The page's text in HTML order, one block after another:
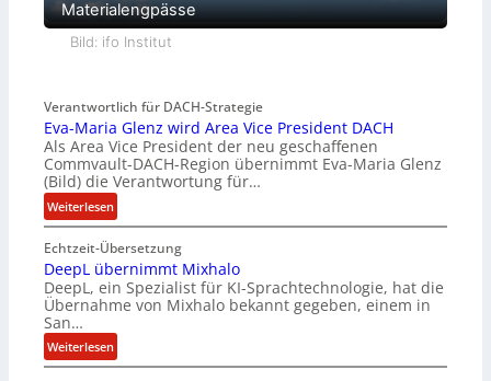
Materialengpässe
Bild: ifo Institut
Verantwortlich für DACH-Strategie
Eva-Maria Glenz wird Area Vice President DACH
Als Area Vice President der neu geschaffenen
Commvault-DACH-Region übernimmt Eva-Maria Glenz
(Bild) die Verantwortung für…
Weiterlesen:
E
v
a
-
M
a
r
i
Echtzeit-Übersetzung
DeepL übernimmt Mixhalo
DeepL, ein Spezialist für KI-Sprachtechnologie, hat die
Übernahme von Mixhalo bekannt gegeben, einem in
San…
Weiterlesen:
D